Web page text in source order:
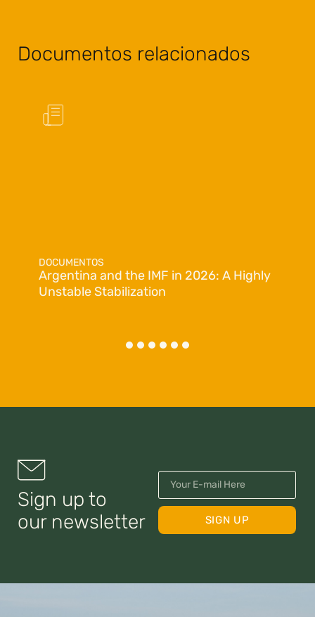
Documentos relacionados
DOCUMENTOS
Argentina and the IMF in 2026: A Highly
Unstable Stabilization
Sign up to
our newsletter
SIGN UP